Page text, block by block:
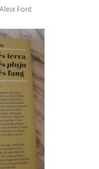
Aleix Font